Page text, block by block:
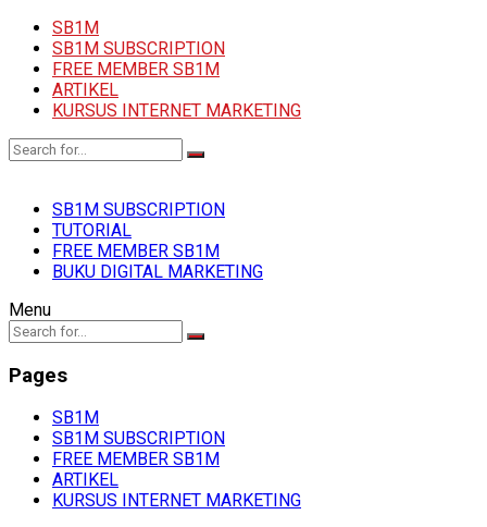
SB1M
SB1M SUBSCRIPTION
FREE MEMBER SB1M
ARTIKEL
KURSUS INTERNET MARKETING
SB1M SUBSCRIPTION
TUTORIAL
FREE MEMBER SB1M
BUKU DIGITAL MARKETING
Menu
Pages
SB1M
SB1M SUBSCRIPTION
FREE MEMBER SB1M
ARTIKEL
KURSUS INTERNET MARKETING